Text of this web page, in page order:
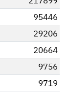
95446
29206
20664
9756
9719